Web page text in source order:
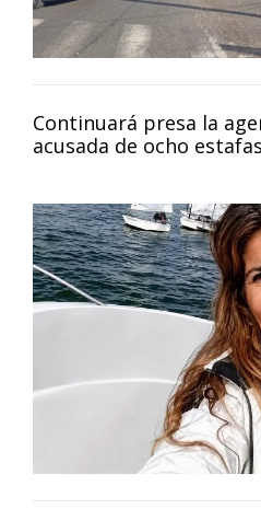
Continuará presa la
acusada de ocho